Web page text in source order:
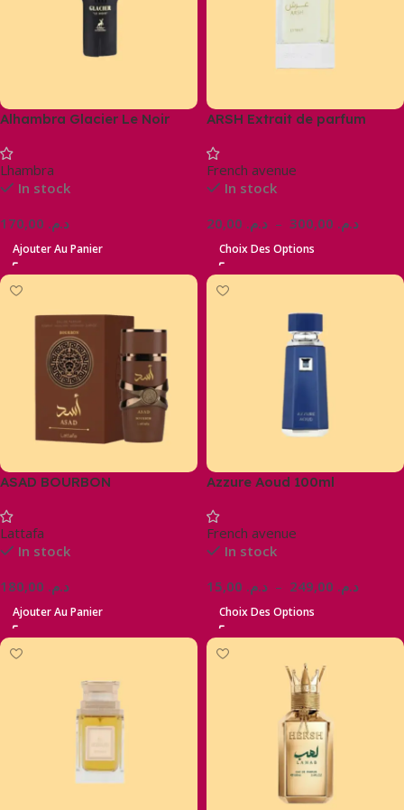
Alhambra Glacier Le Noir
Lhambra
In stock
د.م.
Ajouter Au Panier
ARSH Extrait de parfum
French avenue
In stock
د.م. – د.م.
Choix Des Options
ASAD BOURBON
Lattafa
In stock
د.م.
Ajouter Au Panier
Azzure Aoud 100ml
French avenue
In stock
د.م. – د.م.
Choix Des Options